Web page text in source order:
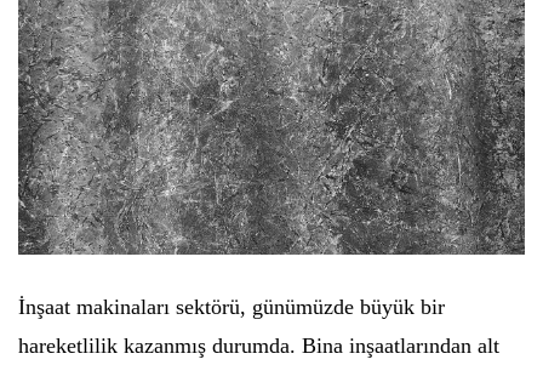
İnşaat makinaları sektörü, günümüzde büyük bir
hareketlilik kazanmış durumda. Bina inşaatlarından alt